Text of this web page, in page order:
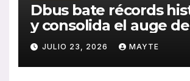
Dbus bate récords
y consolida el auge
transporte público en
Sebastián
JULIO 23, 2026 MAYTE